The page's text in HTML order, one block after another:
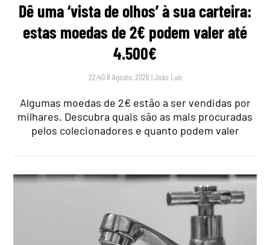
Dê uma ‘vista de olhos’ à sua carteira:
estas moedas de 2€ podem valer até
4.500€
22:40 8 Agosto, 2026 |João Luís
Algumas moedas de 2€ estão a ser vendidas por
milhares. Descubra quais são as mais procuradas
pelos colecionadores e quanto podem valer